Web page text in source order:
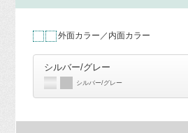
外面カラー／内面カラー
シルバー/グレー
シルバー/グレー